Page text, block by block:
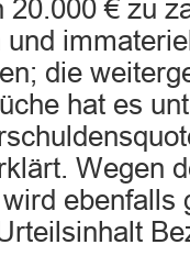
€ zu
die
hat es
Wegen